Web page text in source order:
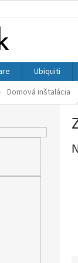
Ubiquiti
Domová inštalácia